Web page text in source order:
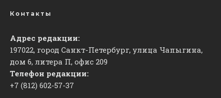
Контакты
Адрес редакции:
197022, город Санкт-Петербург, улица Чапыгина,
дом 6, литера П, офис 209
Телефон редакции:
+7 (812) 602-57-37